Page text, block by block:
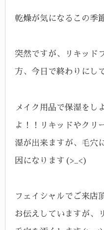
乾燥が気になるこの季
突然ですが、リキッド
方、今日で終わりにし
メイク用品で保湿をし
よ！！リキッドやクリ
湿が出来ますが、毛穴
因になります(>_<)
フェイシャルでご来店
お伝えしていますが、